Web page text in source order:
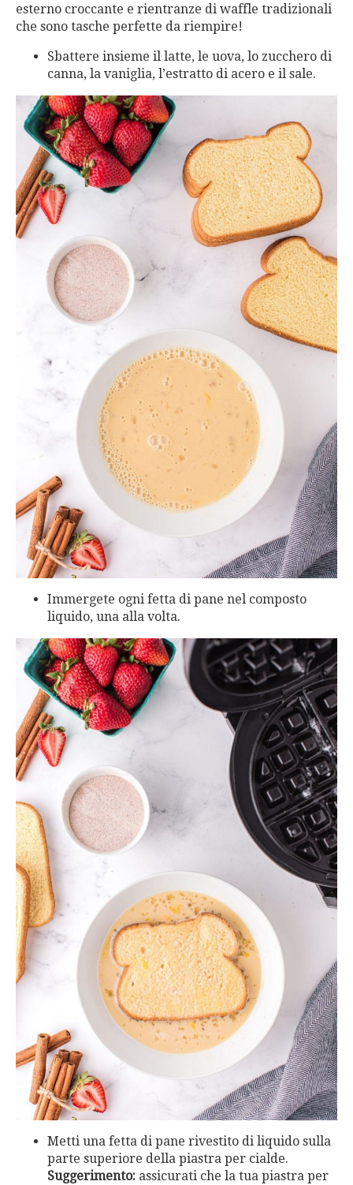
esterno croccante e rientranze di waffle tradizionali
che sono tasche perfette da riempire!
Sbattere insieme il latte, le uova, lo zucchero di
canna, la vaniglia, l’estratto di acero e il sale.
Immergete ogni fetta di pane nel composto
liquido, una alla volta.
Metti una fetta di pane rivestito di liquido sulla
parte superiore della piastra per cialde.
Suggerimento: assicurati che la tua piastra per